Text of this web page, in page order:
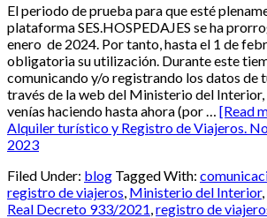
El periodo de prueba para que esté
plataforma SES.HOSPEDAJES se ha
enero de 2024. Por tanto, hasta el 1 de
obligatoria su utilización. Durante este
comunicando y/o registrando los datos de
través de la web del Ministerio del
venías haciendo hasta ahora (por … [Read
Alquiler turístico y Registro de Viajeros.
2023
Filed Under: blog Tagged With:
registro de viajeros Ministerio del Interior,
Real Decreto 933/2021 registro de